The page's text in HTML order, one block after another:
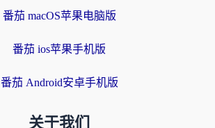
番茄 macOS苹果电脑版
番茄 ios苹果手机版
番茄 Android安卓手机版
关于我们